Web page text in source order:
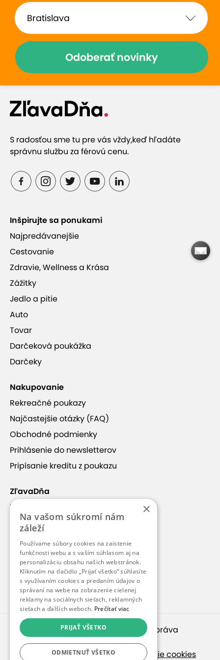
v spoločnosti priateľov
Zobraziť hodnotenia (2)
Prečo si vybrať túto ponuku
TOP 10 najlepšie hodnotených kaštieľov
Degustácia vyše 20 vzoriek vín z vlastných
vinohradov
V cene aj syrová misa
Ubytovanie v kaštieli
Chateau Krakovany má pre vás ešte
aj túto ponuku
Kaštiel Chateau Krakovany so
22.12.2026 podľa dostupnosti.
od 149,00 €
Chateau Krakovany
Kaštieľ Chateau Krakovany***
Odoberať novinky
S radosťou sme tu pre vás vždy,keď hľadáte
správnu službu za férovú cenu.
Inšpirujte sa ponukami
Najpredávanejšie
Cestovanie
Zdravie, Wellness a Krása
Zážitky
Jedlo a pitie
Auto
Tovar
Darčeková poukážka
Darčeky
Nakupovanie
Rekreačné poukazy
Najčastejšie otázky (FAQ)
Obchodné podmienky
Prihlásenie do newsletterov
Pripísanie kreditu z poukazu
ZľavaDňa
Náš príbeh
Kontakt
Kariéra
Blog
Pre médiá
Pre partnerov
© 2010 – 2026inspirago s. r. o.
. Všetky práva
vyhradené.
Ochrana osobných údajov| Nastavenie cookies
×
Na vašom súkromí nám
záleží
Používame súbory cookies na zaistenie
funkčnosti webu a s vaším súhlasom aj na
personalizáciu obsahu našich webstránok.
Kliknutím na tlačidlo „Prijať všetko“ súhlasíte
s využívaním cookies a predaním údajov o
správaní na webe na zobrazenie cielenej
reklamy na sociálnych sieťach, reklamných
sieťach a ďalších weboch. Prečítať viac
PRIJAŤ VŠETKO
ODMIETNUŤ VŠETKO